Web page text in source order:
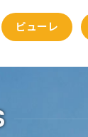
ピューレ